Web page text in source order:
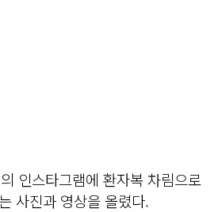
인스타그램에 환자복 차림으로
사진과 영상을 올렸다.